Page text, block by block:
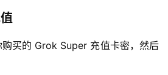
买的 Grok Super 充值卡密，然后